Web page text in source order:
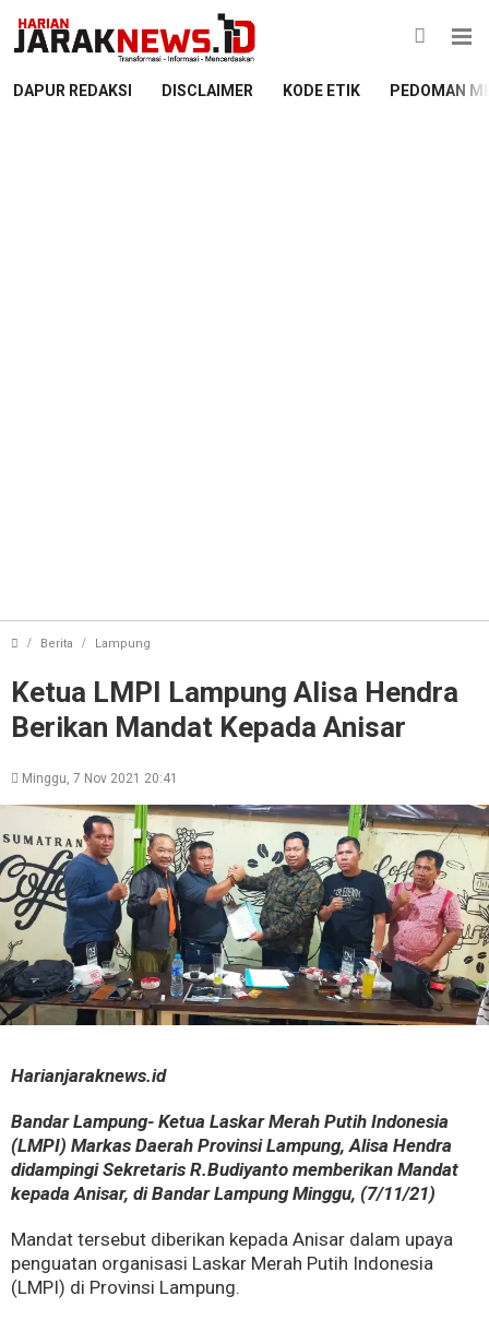
DAPUR REDAKSI DISCLAIMER KODE ETIK PEDOMAN
Berita Lampung
Ketua LMPI Lampung Alisa Hendra
Berikan Mandat Kepada Anisar
Minggu, 7 Nov 2021 20:41
Harianjaraknews.id
Bandar Lampung- Ketua Laskar Merah Putih Indonesia
(LMPI) Markas Daerah Provinsi Lampung, Alisa Hendra
didampingi Sekretaris R.Budiyanto memberikan Mandat
kepada Anisar, di Bandar Lampung Minggu, (7/11/21)
Mandat tersebut diberikan kepada Anisar dalam upaya
penguatan organisasi Laskar Merah Putih Indonesia
(LMPI) di Provinsi Lampung.